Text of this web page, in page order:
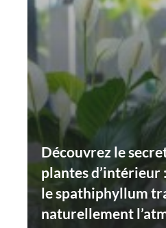
Découvrez le
plantes d’intérieur
le spathiphyllum
naturellement